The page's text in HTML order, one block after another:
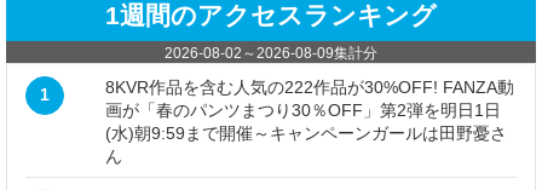
1週間のアクセスランキング
2026-08-02 ～2026-08-09集計分
1
8KVR作品を含む人気の222作品が30%OFF! FANZA動
画が「春のパンツまつり30％OFF」第2弾を明日1日
(水)朝9:59まで開催～キャンペーンガールは田野憂さ
ん